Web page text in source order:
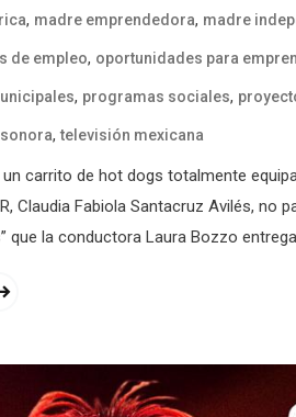
, madre emprendedora, madre
de empleo, oportunidades para
, programas sociales,
sonora,televisión mexicana
un carrito de hot dogs totalmente
Claudia Fabiola Santacruz Avilés, no
que la conductora Laura Bozzo